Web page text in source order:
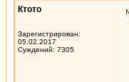
Ктото
Зарегистрирован:
05.02.2017
Суждений: 7305